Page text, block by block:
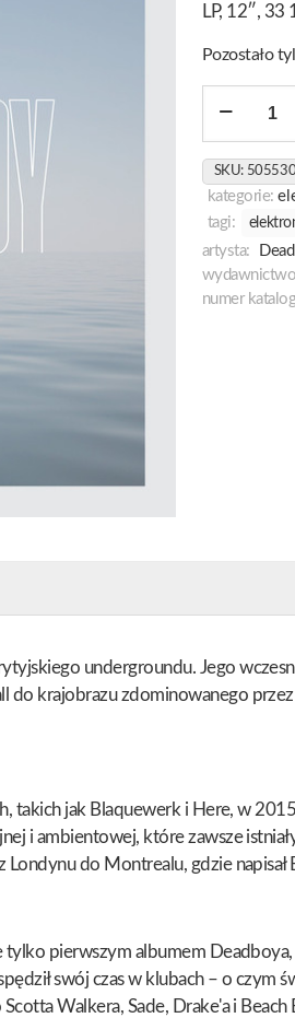
LP, 12″, 33
Pozostało
SKU:
kategorie:
tagi:
artysta:
numer
undergroundu. Jego
do krajobrazu zdominowanego
takich jak Blaquewerk i Here, w
i ambientowej, które zawsze
do Montrealu, gdzie napisał
pierwszym albumem
swój czas w klubach – o czym
Walkera, Sade, Drake'a i